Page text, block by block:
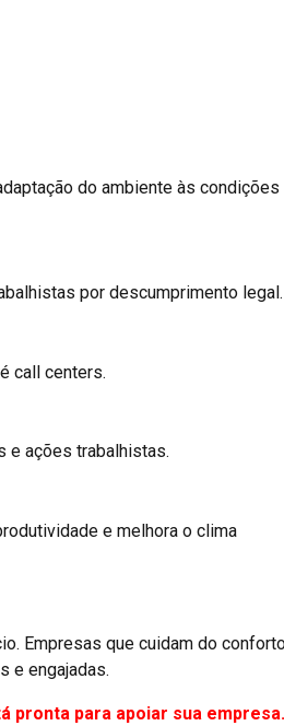
do ambiente às condições
por descumprimento legal.
call centers.
e ações trabalhistas.
e melhora o clima
Empresas que cuidam do
e engajadas.
pronta para apoiar sua empresa.